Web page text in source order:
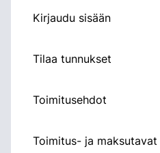
Kirjaudu sisään
Tilaa tunnukset
Toimitusehdot
Toimitus- ja maksutavat